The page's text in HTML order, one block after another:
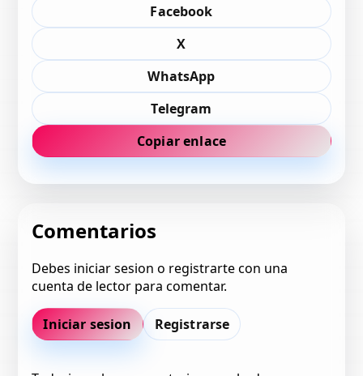
Facebook
X
WhatsApp
Telegram
Copiar enlace
Comentarios
Debes iniciar sesion o registrarte con una
cuenta de lector para comentar.
Iniciar sesion Registrarse